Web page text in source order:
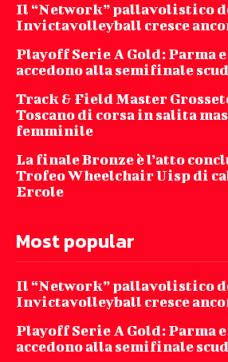
Il “Network” pallavolistico
Invictavolleyball cresce
Playoff Serie A Gold: Parma
accedono alla semifinale
Track & Field Master
Toscano di corsa in salita
femminile
La finale Bronze è l’atto
Trofeo Wheelchair Uisp di
Ercole
Most popular
Il “Network” pallavolistico
Invictavolleyball cresce
Playoff Serie A Gold: Parma
accedono alla semifinale